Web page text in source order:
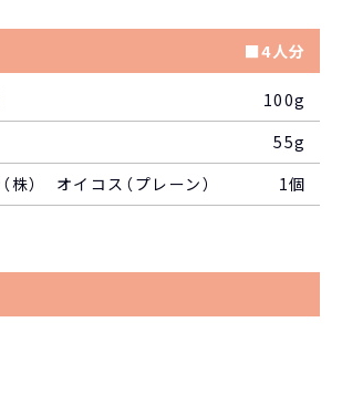
■4人分
100g
55g
株） オイコス（プレーン）
1個